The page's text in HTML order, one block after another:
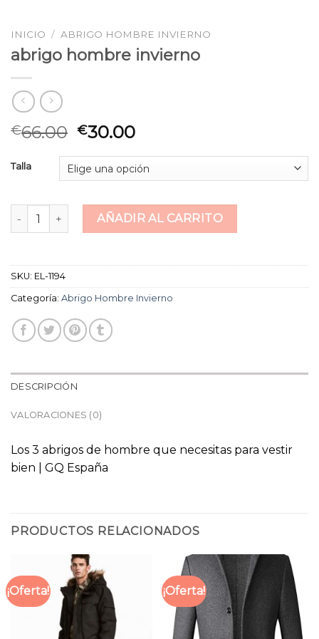
INICIO / ABRIGO HOMBRE INVIERNO
abrigo hombre invierno
€66.00 €30.00
Talla
abrigo hombre invierno cantidad
AÑADIR AL CARRITO
SKU: EL-1194
Categoría: Abrigo Hombre Invierno
DESCRIPCIÓN
VALORACIONES (0)
Los 3 abrigos de hombre que necesitas para vestir
bien | GQ España
PRODUCTOS RELACIONADOS
¡Oferta! ¡Oferta!